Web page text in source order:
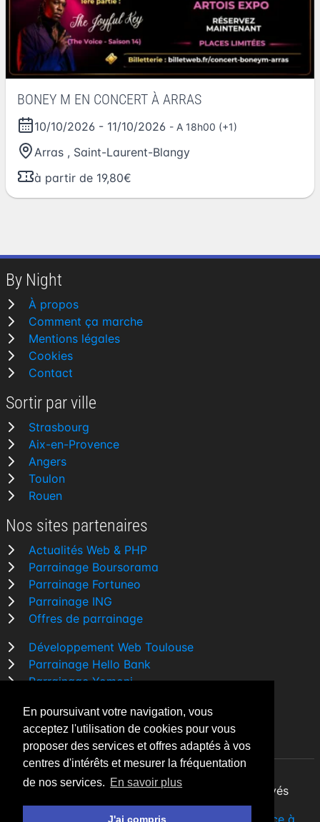
En poursuivant votre navigation, vous
acceptez l'utilisation de cookies pour vous
proposer des services et offres adaptés à vos
centres d'intérêts et mesurer la fréquentation
de nos services. En savoir plus
J'ai compris
BONEY M EN CONCERT À ARRAS
10/10/2026 - 11/10/2026 - A 18h00 (+1)
Arras , Saint-Laurent-Blangy
à partir de 19,80€
By Night
À propos
Comment ça marche
Mentions légales
Cookies
Contact
Sortir par ville
Strasbourg
Aix-en-Provence
Angers
Toulon
Rouen
Nos sites partenaires
Actualités Web & PHP
Parrainage Boursorama
Parrainage Fortuneo
Parrainage ING
Offres de parrainage
Développement Web Toulouse
Parrainage Hello Bank
Parrainage Yomoni
Comparatif banque
By Night v5.7.3| © 2026 - Tous droits réservés